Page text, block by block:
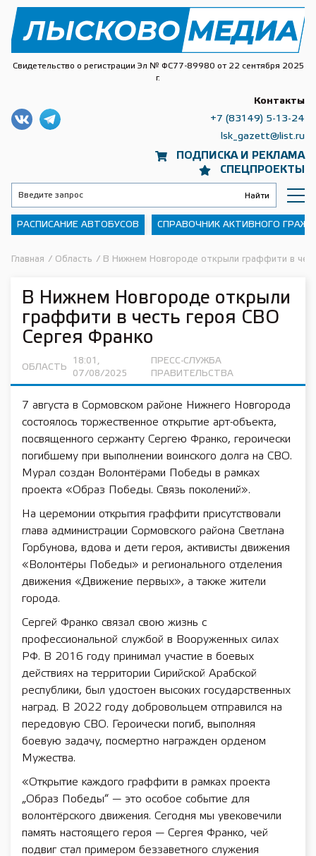
Свидетельство о регистрации Эл № ФС77-89980 от 22 сентября 2025
г.
ПОДПИСКА И РЕКЛАМА
СПЕЦПРОЕКТЫ
Контакты
+7 (83149) 5-13-24
lsk_gazett@list.ru
РАСПИСАНИЕ АВТОБУСОВ СПРАВОЧНИК АКТИВНОГО
Главная / Область / В Нижнем Новгороде открыли граффити в
В Нижнем Новгороде открыли
граффити в честь героя СВО
Сергея Франко
ОБЛАСТЬ
18:01,
07/08/2025
ПРЕСС-СЛУЖБА
ПРАВИТЕЛЬСТВА
7 августа в Сормовском районе Нижнего Новгорода
состоялось торжественное открытие арт-объекта,
посвященного сержанту Сергею Франко, героически
погибшему при выполнении воинского долга на СВО.
Мурал создан Волонтёрами Победы в рамках
проекта «Образ Победы. Связь поколений».
На церемонии открытия граффити присутствовали
глава администрации Сормовского района Светлана
Горбунова, вдова и дети героя, активисты движения
«Волонтёры Победы» и регионального отделения
движения «Движение первых», а также жители
города.
Сергей Франко связал свою жизнь с
профессиональной службой в Вооруженных силах
РФ. В 2016 году принимал участие в боевых
действиях на территории Сирийской Арабской
республики, был удостоен высоких государственных
наград. В 2022 году добровольцем отправился на
передовую СВО. Героически погиб, выполняя
боевую задачу, посмертно награжден орденом
Мужества.
«Открытие каждого граффити в рамках проекта
„Образ Победы“ — это особое событие для
волонтёрского движения. Сегодня мы увековечили
память настоящего героя — Сергея Франко, чей
подвиг стал примером беззаветного служения